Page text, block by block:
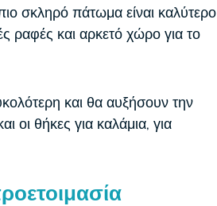
σκληρό πάτωμα είναι καλύτερο
ραφές και αρκετό χώρο για το
και θα αυξήσουν την
οι θήκες για καλάμια, για